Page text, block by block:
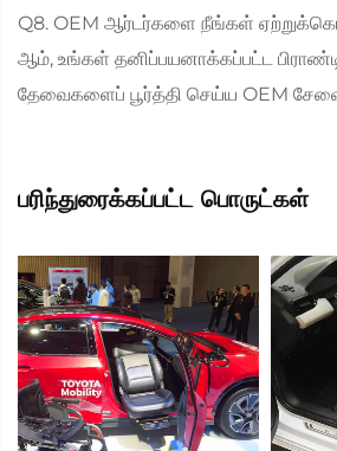
Q8. OEM ஆர்டர்களை நீங்கள்
ஆம், உங்கள் தனிப்பயனாக்கப்பட்ட
தேவைகளைப் பூர்த்தி செய்ய OEM
பரிந்துரைக்கப்பட்ட பொருட்கள்